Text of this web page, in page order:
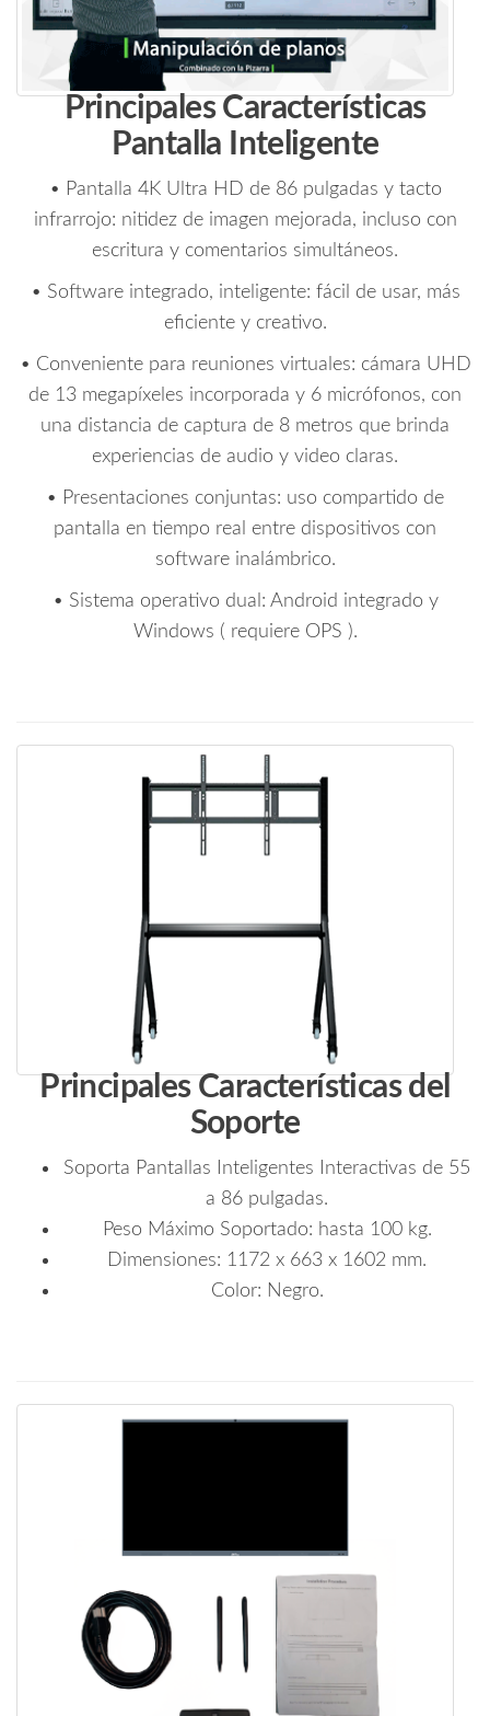
Principales Características
Pantalla Inteligente
• Pantalla 4K Ultra HD de 86 pulgadas y tacto
infrarrojo: nitidez de imagen mejorada, incluso con
escritura y comentarios simultáneos.
• Software integrado, inteligente: fácil de usar, más
eficiente y creativo.
• Conveniente para reuniones virtuales: cámara UHD
de 13 megapíxeles incorporada y 6 micrófonos, con
una distancia de captura de 8 metros que brinda
experiencias de audio y video claras.
• Presentaciones conjuntas: uso compartido de
pantalla en tiempo real entre dispositivos con
software inalámbrico.
• Sistema operativo dual: Android integrado y
Windows ( requiere OPS ).
Principales Características del
Soporte
Soporta Pantallas Inteligentes Interactivas de 55
a 86 pulgadas.
Peso Máximo Soportado: hasta 100 kg.
Dimensiones: 1172 x 663 x 1602 mm.
Color: Negro.